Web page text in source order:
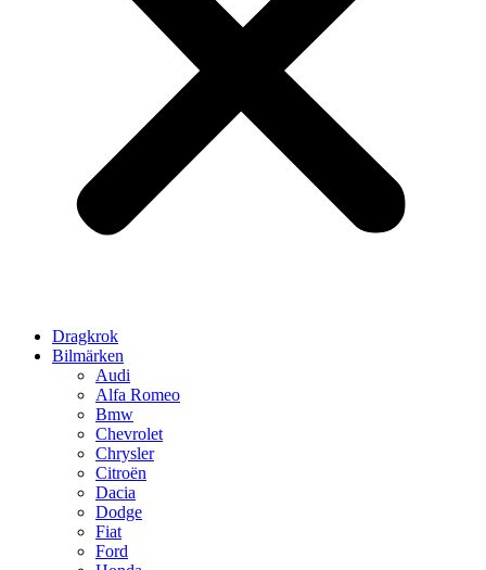
Dragkrok
Bilmärken
Audi
Alfa Romeo
Bmw
Chevrolet
Chrysler
Citroën
Dacia
Dodge
Fiat
Ford